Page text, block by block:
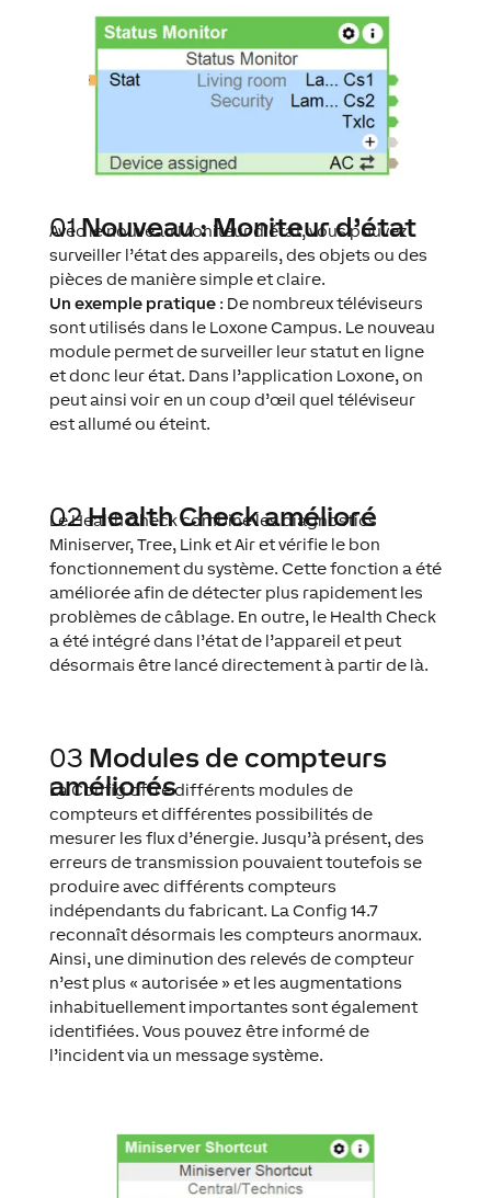
01Nouveau : Moniteur d’état
Avec le nouveau Moniteur d’état, vous pouvez
surveiller l’état des appareils, des objets ou des
pièces de manière simple et claire.
Un exemple pratique: De nombreux téléviseurs
sont utilisés dans le Loxone Campus. Le nouveau
module permet de surveiller leur statut en ligne
et donc leur état. Dans l’application Loxone, on
peut ainsi voir en un coup d’œil quel téléviseur
est allumé ou éteint.
02Health Check amélioré
Le Health Check combine les diagnostics
Miniserver, Tree, Link et Air et vérifie le bon
fonctionnement du système. Cette fonction a été
améliorée afin de détecter plus rapidement les
problèmes de câblage. En outre, le Health Check
a été intégré dans l’état de l’appareil et peut
désormais être lancé directement à partir de là.
03 Modules de compteurs
améliorés
La Config offre différents modules de
compteurs et différentes possibilités de
mesurer les flux d’énergie. Jusqu’à présent, des
erreurs de transmission pouvaient toutefois se
produire avec différents compteurs
indépendants du fabricant. La Config 14.7
reconnaît désormais les compteurs anormaux.
Ainsi, une diminution des relevés de compteur
n’est plus « autorisée » et les augmentations
inhabituellement importantes sont également
identifiées. Vous pouvez être informé de
l’incident via un message système.